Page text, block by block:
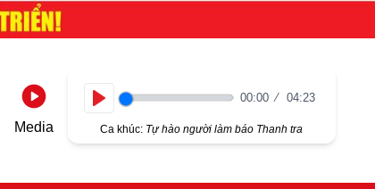
Media
00:00 04:23
Ca khúc: Tự hào người làm báo Thanh tra